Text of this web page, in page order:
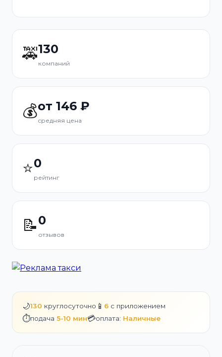
🚕130
компаний
💰от 146 ₽
средняя цена
⭐0
рейтинг
📝0
отзывов
🌙130 круглосуточно 📱 6 с приложением
⏱️подача 5-10 мин💳оплата: Наличные